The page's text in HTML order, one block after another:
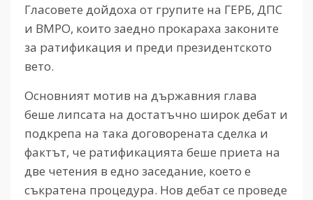
Гласовете дойдоха от групите на ГЕРБ, ДПС
и ВМРО, които заедно прокараха законите
за ратификация и преди президентското
вето.
Основният мотив на държавния глава
беше липсата на достатъчно широк дебат и
подкрепа на така договорената сделка и
фактът, че ратификацията беше приета на
две четения в едно заседание, което е
съкратена процедура. Нов дебат се проведе